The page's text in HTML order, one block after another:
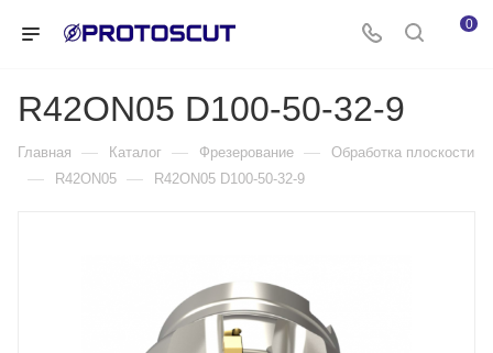
0
R42ON05 D100-50-32-9
Главная — Каталог — Фрезерование — Обработка плоскости
— R42ON05 — R42ON05 D100-50-32-9